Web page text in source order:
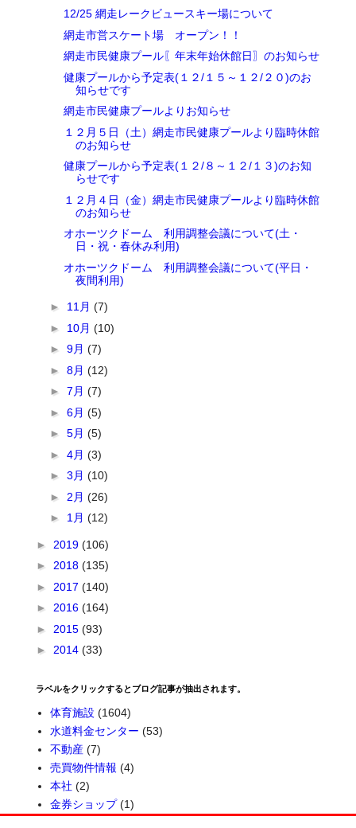
12/25 網走レークビュースキー場について
網走市営スケート場 オープン！！
網走市民健康プール〖年末年始休館日〗のお知らせ
健康プールから予定表(１２/１５～１２/２０)のお
知らせです
網走市民健康プールよりお知らせ
１２月５日（土）網走市民健康プールより臨時休館
のお知らせ
健康プールから予定表(１２/８～１２/１３)のお知
らせです
１２月４日（金）網走市民健康プールより臨時休館
のお知らせ
オホーツクドーム 利用調整会議について(土・
日・祝・春休み利用)
オホーツクドーム 利用調整会議について(平日・
夜間利用)
► 11月(7)
► 10月(10)
►9月(7)
►8月(12)
►7月(7)
►6月(5)
►5月(5)
►4月(3)
►3月(10)
► 2月(26)
► 1月(12)
► 2019(106)
►2018(135)
► 2017(140)
►2016(164)
► 2015(93)
►2014(33)
ラベルをクリックするとブログ記事が抽出されます。
体育施設 (1604)
水道料金センター (53)
不動産 (7)
売買物件情報 (4)
本社 (2)
金券ショップ (1)